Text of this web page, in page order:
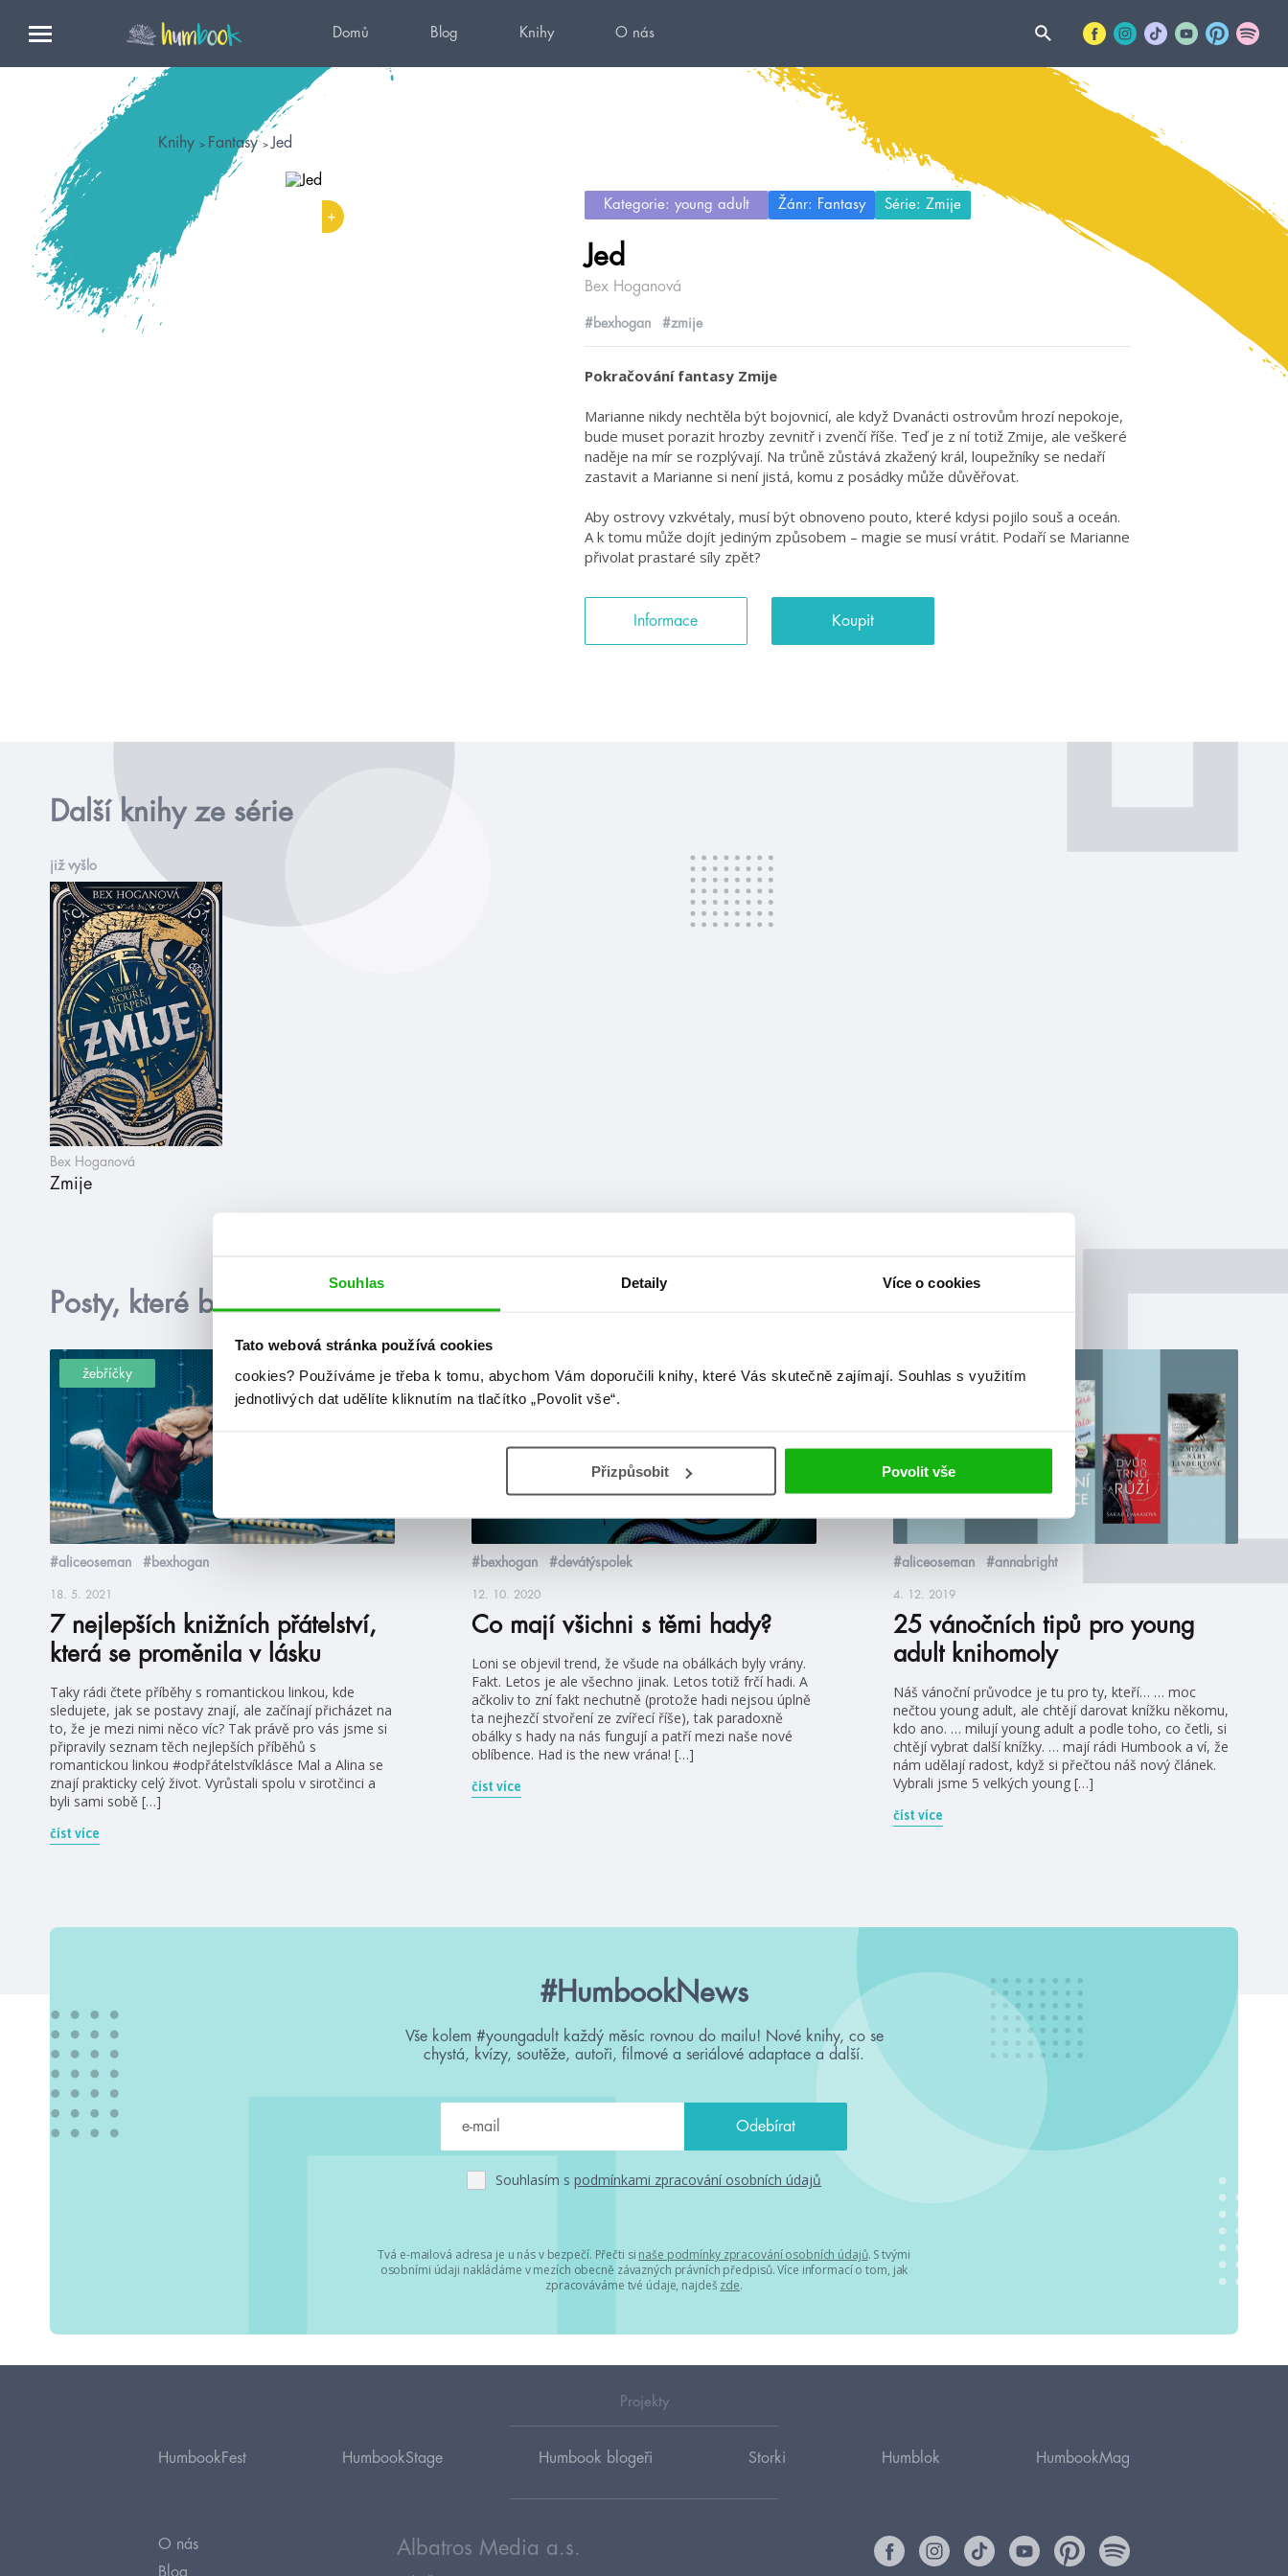
Souhlas Detaily Více o cookies
Tato webová stránka používá cookies
cookies? Používáme je třeba k tomu, abychom Vám doporučili knihy, které Vás skutečně zajímají. Souhlas s využitím
jednotlivých dat udělíte kliknutím na tlačítko „Povolit vše“.
Přizpůsobit Povolit vše
Domů Blog Knihy O nás
Knihy Fantasy Jed
+
Kategorie: young adult Žánr: Fantasy Série: Zmije
Jed
Bex Hoganová
#bexhogan #zmije
Pokračování fantasy Zmije
Marianne nikdy nechtěla být bojovnicí, ale když Dvanácti ostrovům hrozí nepokoje,
bude muset porazit hrozby zevnitř i zvenčí říše. Teď je z ní totiž Zmije, ale veškeré
naděje na mír se rozplývají. Na trůně zůstává zkažený král, loupežníky se nedaří
zastavit a Marianne si není jistá, komu z posádky může důvěřovat.
Aby ostrovy vzkvétaly, musí být obnoveno pouto, které kdysi pojilo souš a oceán.
A k tomu může dojít jediným způsobem – magie se musí vrátit. Podaří se Marianne
přivolat prastaré síly zpět?
Informace Koupit
Další knihy ze série
již vyšlo
Bex Hoganová
Zmije
Posty, které by tě mohly zajímat
žebříčky
#aliceoseman #bexhogan
18. 5. 2021
7 nejlepších knižních přátelství,
která se proměnila v lásku
Taky rádi čtete příběhy s romantickou linkou, kde
sledujete, jak se postavy znají, ale začínají přicházet na
to, že je mezi nimi něco víc? Tak právě pro vás jsme si
připravily seznam těch nejlepších příběhů s
romantickou linkou #odpřátelstvíklásce Mal a Alina se
znají prakticky celý život. Vyrůstali spolu v sirotčinci a
byli sami sobě […]
číst více
blog
#bexhogan #devátýspolek
12. 10. 2020
Co mají všichni s těmi hady?
Loni se objevil trend, že všude na obálkách byly vrány.
Fakt. Letos je ale všechno jinak. Letos totiž frčí hadi. A
ačkoliv to zní fakt nechutně (protože hadi nejsou úplně
ta nejhezčí stvoření ze zvířecí říše), tak paradoxně
obálky s hady na nás fungují a patří mezi naše nové
oblíbence. Had is the new vrána! […]
číst více
blog
#aliceoseman #annabright
4. 12. 2019
25 vánočních tipů pro young
adult knihomoly
Náš vánoční průvodce je tu pro ty, kteří… … moc
nečtou young adult, ale chtějí darovat knížku někomu,
kdo ano. … milují young adult a podle toho, co četli, si
chtějí vybrat další knížky. … mají rádi Humbook a ví, že
nám udělají radost, když si přečtou náš nový článek.
Vybrali jsme 5 velkých young […]
číst více
#HumbookNews
Vše kolem #youngadult každý měsíc rovnou do mailu! Nové knihy, co se
chystá, kvízy, soutěže, autoři, filmové a seriálové adaptace a další.
Souhlasím s podmínkami zpracování osobních údajů
Tvá e-mailová adresa je u nás v bezpečí. Přečti si naše podmínky zpracování osobních údajů. S tvými
osobními údaji nakládáme v mezích obecně závazných právních předpisů. Více informací o tom, jak
zpracováváme tvé údaje, najdeš zde.
Projekty
HumbookFest HumbookStage Humbook blogeři Storki Humblok HumbookMag
O nás
Blog
Albatros Media a.s.